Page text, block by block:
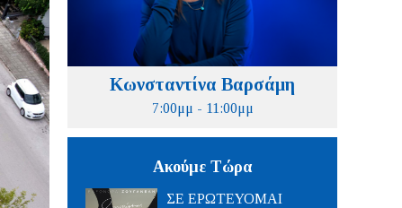
Κωνσταντίνα Βαρσάμη
7:00μμ - 11:00μμ
Ακούμε Τώρα
ΣΕ ΕΡΩΤΕΥΟΜΑΙ